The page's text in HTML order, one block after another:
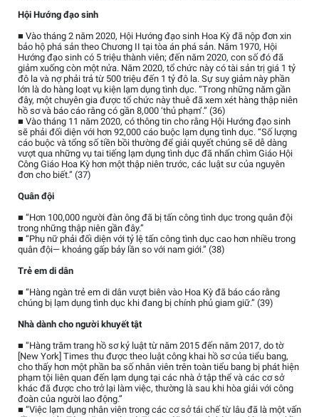
Hội Hướng đạo sinh
■ Vào tháng 2 năm 2020, Hội Hướng đạo sinh Hoa Kỳ đã nộp đơn xin
bảo hộ phá sản theo Chương II tại tòa án phá sản. Năm 1970, Hội
Hướng đạo sinh có 5 triệu thành viên; đến năm 2020, con số đó đã
giảm xuống còn một nửa. Năm 2020, tổ chức này có tài sản trị giá 1 tỷ
đô la và nợ phải trả từ 500 triệu đến 1 tỷ đô la. Sự suy giảm này phần
lớn là do hàng loạt vụ kiện lạm dụng tình dục. “Trong những năm gần
đây, một chuyên gia được tổ chức này thuê đã xem xét hàng thập niên
hồ sơ và báo cáo rằng có gần 8,000 ‘thủ phạm’.” (36)
■ Vào tháng 11 năm 2020, có thông tin cho rằng Hội Hướng đạo sinh
sẽ phải đối diện với hơn 92,000 cáo buộc lạm dụng tình dục. “Số lượng
cáo buộc và tổng số tiền bồi thường để giải quyết chúng sẽ dễ dàng
vượt qua những vụ tai tiếng lạm dụng tình dục đã nhấn chìm Giáo Hội
Công Giáo Hoa Kỳ hơn một thập niên trước, các luật sư của nguyên
đơn cho biết.” (37)
Quân đội
■ “Hơn 100,000 người đàn ông đã bị tấn công tình dục trong quân đội
trong những thập niên gần đây.”
■ “Phụ nữ phải đối diện với tỷ lệ tấn công tình dục cao hơn nhiều trong
quân đội— khoảng gấp bảy lần so với nam giới.” (38)
Trẻ em di dân
■ “Hàng ngàn trẻ em di dân vượt biên vào Hoa Kỳ đã báo cáo rằng
chúng bị lạm dụng tình dục khi đang bị chính phủ giam giữ.” (39)
Nhà dành cho người khuyết tật
■ “Hàng trăm trang hồ sơ kỷ luật từ năm 2015 đến năm 2017, do tờ
[New York] Times thu được theo luật công khai hồ sơ của tiểu bang,
cho thấy hơn một phần ba số nhân viên trên toàn tiểu bang bị phát hiện
phạm tội liên quan đến lạm dụng tại các nhà ở tập thể và các cơ sở
khác đã được cho trở lại làm việc, thường là sau khi hòa giải với công
đoàn của người lao động.”
■ “Việc lạm dụng nhân viên trong các cơ sở tái chế từ lâu đã là một vấn